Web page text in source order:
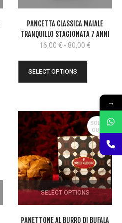
PANCETTA CLASSICA MAIALE
TRANQUILLO STAGIONATA 7 ANNI
16,00 € - 80,00 €
80,00 €
SELECT OPTIONS
SOLD
OUT
SELECT OPTIONS
PANETTONE AL BURRO DI BUFALA
→